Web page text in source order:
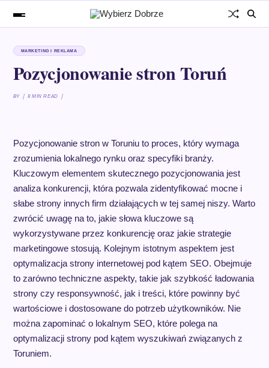
MARKETING I REKLAMA
Pozycjonowanie stron Toruń
BY 8 MIN READ
Pozycjonowanie stron w Toruniu to proces, który wymaga
zrozumienia lokalnego rynku oraz specyfiki branży.
Kluczowym elementem skutecznego pozycjonowania jest
analiza konkurencji, która pozwala zidentyfikować mocne i
słabe strony innych firm działających w tej samej niszy. Warto
zwrócić uwagę na to, jakie słowa kluczowe są
wykorzystywane przez konkurencję oraz jakie strategie
marketingowe stosują. Kolejnym istotnym aspektem jest
optymalizacja strony internetowej pod kątem SEO. Obejmuje
to zarówno techniczne aspekty, takie jak szybkość ładowania
strony czy responsywność, jak i treści, które powinny być
wartościowe i dostosowane do potrzeb użytkowników. Nie
można zapominać o lokalnym SEO, które polega na
optymalizacji strony pod kątem wyszukiwań związanych z
Toruniem.